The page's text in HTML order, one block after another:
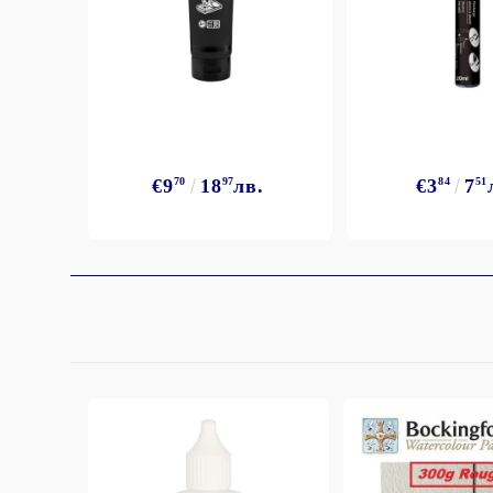
€970 1897лв. €384 751